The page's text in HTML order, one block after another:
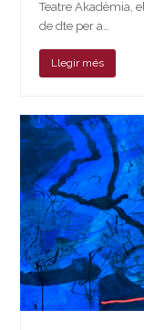
Teatre Akadèmia,
de dte per a…
Llegir més